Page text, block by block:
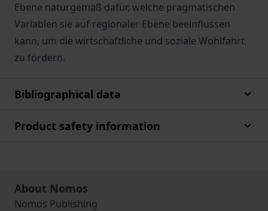
Ebene naturgemäß dafür, welche pragmatischen
Variablen sie auf regionaler Ebene beeinflussen
kann, um die wirtschaftliche und soziale Wohlfahrt
zu fördern.
Bibliographical data
Product safety information
About Nomos
Nomos Publishing